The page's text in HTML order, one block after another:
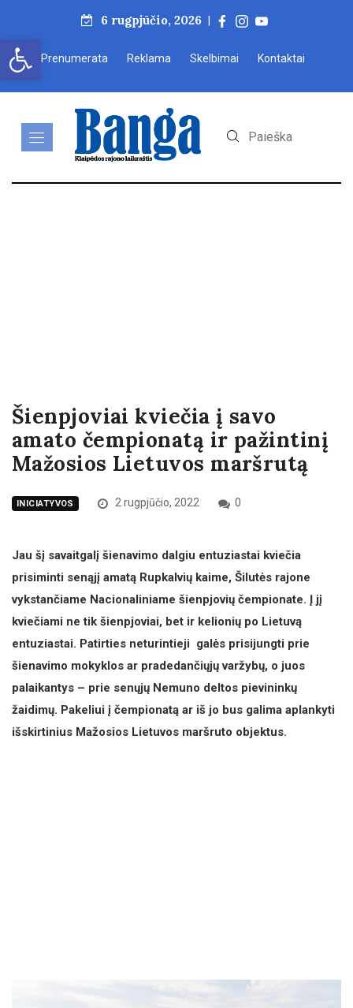
Open toolbar
6 rugpjūčio, 2026 |
Prenumerata Reklama Skelbimai Kontaktai
Šienpjoviai kviečia į savo
amato čempionatą ir pažintinį
Mažosios Lietuvos maršrutą
INICIATYVOS 2 rugpjūčio, 2022 0
Jau šį savaitgalį šienavimo dalgiu entuziastai kviečia
prisiminti senąjį amatą Rupkalvių kaime, Šilutės rajone
vykstančiame Nacionaliniame šienpjovių čempionate. Į jį
kviečiami ne tik šienpjoviai, bet ir kelionių po Lietuvą
entuziastai. Patirties neturintieji galės prisijungti prie
šienavimo mokyklos ar pradedančiųjų varžybų, o juos
palaikantys – prie senųjų Nemuno deltos pievininkų
žaidimų. Pakeliui į čempionatą ar iš jo bus galima aplankyti
išskirtinius Mažosios Lietuvos maršruto objektus.